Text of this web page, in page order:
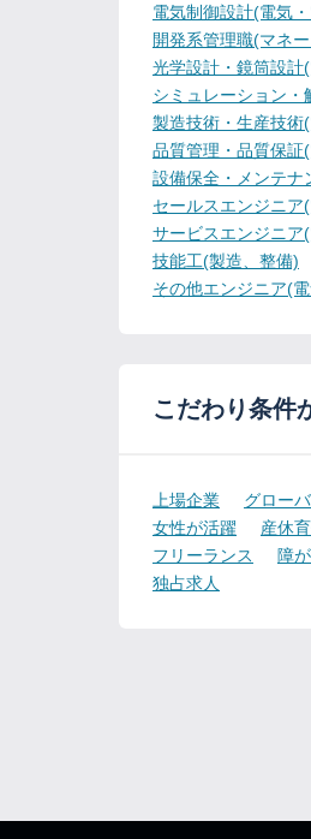
電気制御設計(電気
開発系管理職(マネ
光学設計・鏡筒設計
シミュレーション・
製造技術・生産技術
品質管理・品質保証
設備保全・メンテナ
セールスエンジニア
サービスエンジニア
技能工(製造、整備)
その他エンジニア(
こだわり条件
上場企業 グロー
女性が活躍
産休
フリーランス
障
独占求人